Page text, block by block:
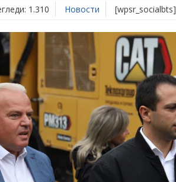
1.310 Новости [wpsr_socialbts]